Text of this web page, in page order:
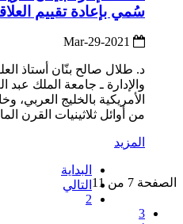
سُمي بإعادة تقييم
د. طلال صالح بنّان أستاذ
والإدارة ـ جامعة الملك عبد
الأمريكية بالخليج العربي،
من أوائل ثلاثينيات القرن
المزيد
الصفحة 7 من 11
البداية
التالي
2
3